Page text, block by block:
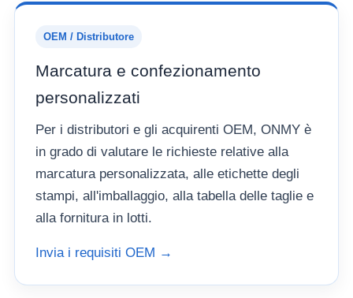
OEM / Distributore
Marcatura e confezionamento
personalizzati
Per i distributori e gli acquirenti OEM, ONMY è
in grado di valutare le richieste relative alla
marcatura personalizzata, alle etichette degli
stampi, all'imballaggio, alla tabella delle taglie e
alla fornitura in lotti.
Invia i requisiti OEM →